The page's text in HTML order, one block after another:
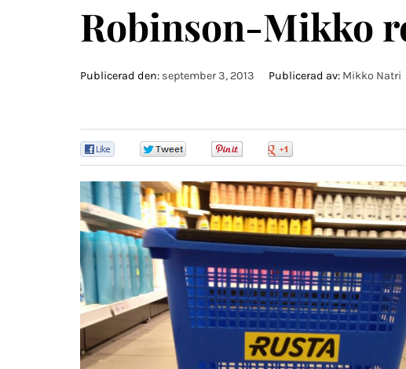
Robinson-Mikko
Publicerad den: september 3, 2013 Publicerad av: Mikko Natri